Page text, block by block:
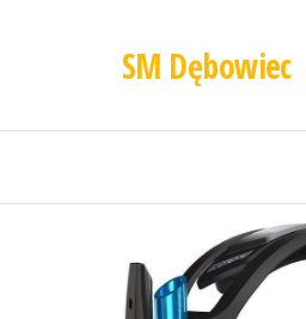
SM Dębowiec